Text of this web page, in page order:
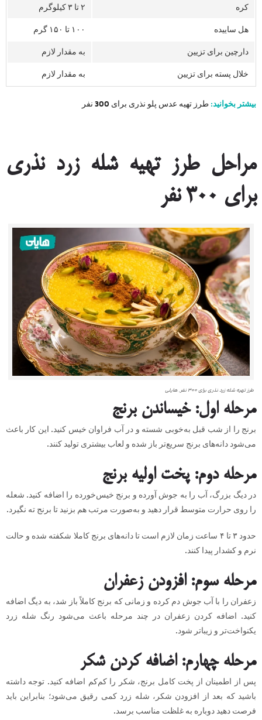
کره ۲ تا ۳ کیلوگرم
هل ساییده ۱۰۰ تا ۱۵۰ گرم
دارچین برای تزیین به مقدار لازم
خلال پسته برای تزیین به مقدار لازم
بیشتر بخوانید: طرز تهیه عدس پلو نذری برای 300 نفر
مراحل طرز تهیه شله زرد نذری
برای ۳۰۰ نفر
طرز تهیه شله زرد نذری برای ۳۰۰ نفر, هایلی
مرحله اول: خیساندن برنج
برنج را از شب قبل به‌خوبی شسته و در آب فراوان خیس کنید. این کار باعث
می‌شود دانه‌های برنج سریع‌تر باز شده و لعاب بیشتری تولید کنند.
مرحله دوم: پخت اولیه برنج
در دیگ بزرگ، آب را به جوش آورده و برنج خیس‌خورده را اضافه کنید. شعله
را روی حرارت متوسط قرار دهید و به‌صورت مرتب هم بزنید تا برنج ته نگیرد.
حدود ۳ تا ۴ ساعت زمان لازم است تا دانه‌های برنج کاملا شکفته شده و حالت
نرم و کشدار پیدا کنند.
مرحله سوم: افزودن زعفران
زعفران را با آب جوش دم کرده و زمانی که برنج کاملاً باز شد، به دیگ اضافه
کنید. اضافه کردن زعفران در چند مرحله باعث می‌شود رنگ شله زرد
یکنواخت‌تر و زیباتر شود.
مرحله چهارم: اضافه کردن شکر
پس از اطمینان از پخت کامل برنج، شکر را کم‌کم اضافه کنید. توجه داشته
باشید که بعد از افزودن شکر، شله زرد کمی رقیق می‌شود؛ بنابراین باید
فرصت دهید دوباره به غلظت مناسب برسد.